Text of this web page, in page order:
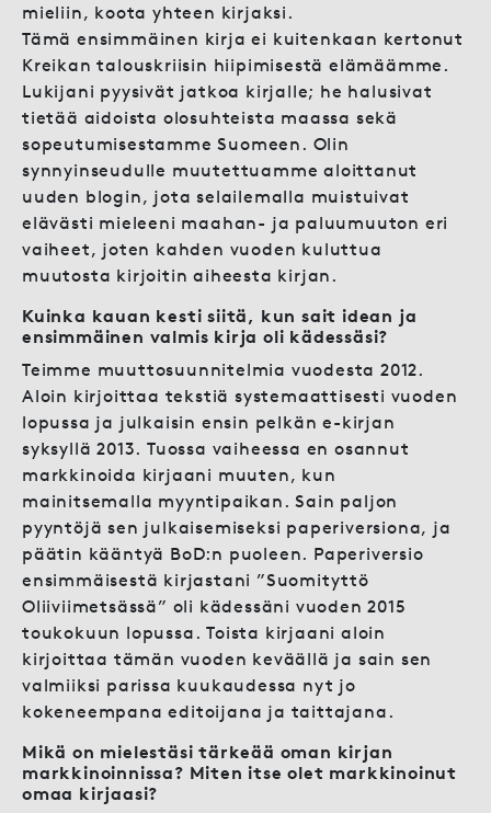
mieliin, koota yhteen kirjaksi.
Tämä ensimmäinen kirja ei kuitenkaan kertonut
Kreikan talouskriisin hiipimisestä elämäämme.
Lukijani pyysivät jatkoa kirjalle; he halusivat
tietää aidoista olosuhteista maassa sekä
sopeutumisestamme Suomeen. Olin
synnyinseudulle muutettuamme aloittanut
uuden blogin, jota selailemalla muistuivat
elävästi mieleeni maahan- ja paluumuuton eri
vaiheet, joten kahden vuoden kuluttua
muutosta kirjoitin aiheesta kirjan.
Kuinka kauan kesti siitä, kun sait idean ja
ensimmäinen valmis kirja oli kädessäsi?
Teimme muuttosuunnitelmia vuodesta 2012.
Aloin kirjoittaa tekstiä systemaattisesti vuoden
lopussa ja julkaisin ensin pelkän e-kirjan
syksyllä 2013. Tuossa vaiheessa en osannut
markkinoida kirjaani muuten, kun
mainitsemalla myyntipaikan. Sain paljon
pyyntöjä sen julkaisemiseksi paperiversiona, ja
päätin kääntyä BoD:n puoleen. Paperiversio
ensimmäisestä kirjastani ”Suomityttö
Oliiviimetsässä” oli kädessäni vuoden 2015
toukokuun lopussa. Toista kirjaani aloin
kirjoittaa tämän vuoden keväällä ja sain sen
valmiiksi parissa kuukaudessa nyt jo
kokeneempana editoijana ja taittajana.
Mikä on mielestäsi tärkeää oman kirjan
markkinoinnissa? Miten itse olet markkinoinut
omaa kirjaasi?